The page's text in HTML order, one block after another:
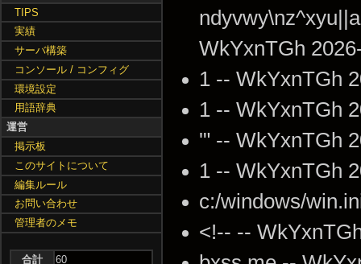
WkYxnTGh
1 -- WkYxnTGh
1 -- WkYxnTGh
'" -- WkYxnTGh
1 -- WkYxnTGh
c:/windows/
<!-- --
TIPS
実績
サーバ構築
コンソール / コンフィグ
環境設定
用語辞典
運営
掲示板
このサイトについて
編集ルール
お問い合わせ
管理者のメモ
合計
60